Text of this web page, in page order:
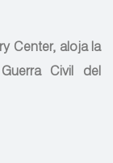
Center, aloja la
Civil del